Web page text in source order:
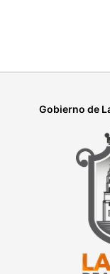
Gobierno de